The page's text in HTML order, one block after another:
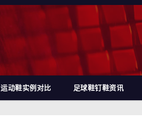
运动鞋实例对比 足球鞋钉鞋资讯